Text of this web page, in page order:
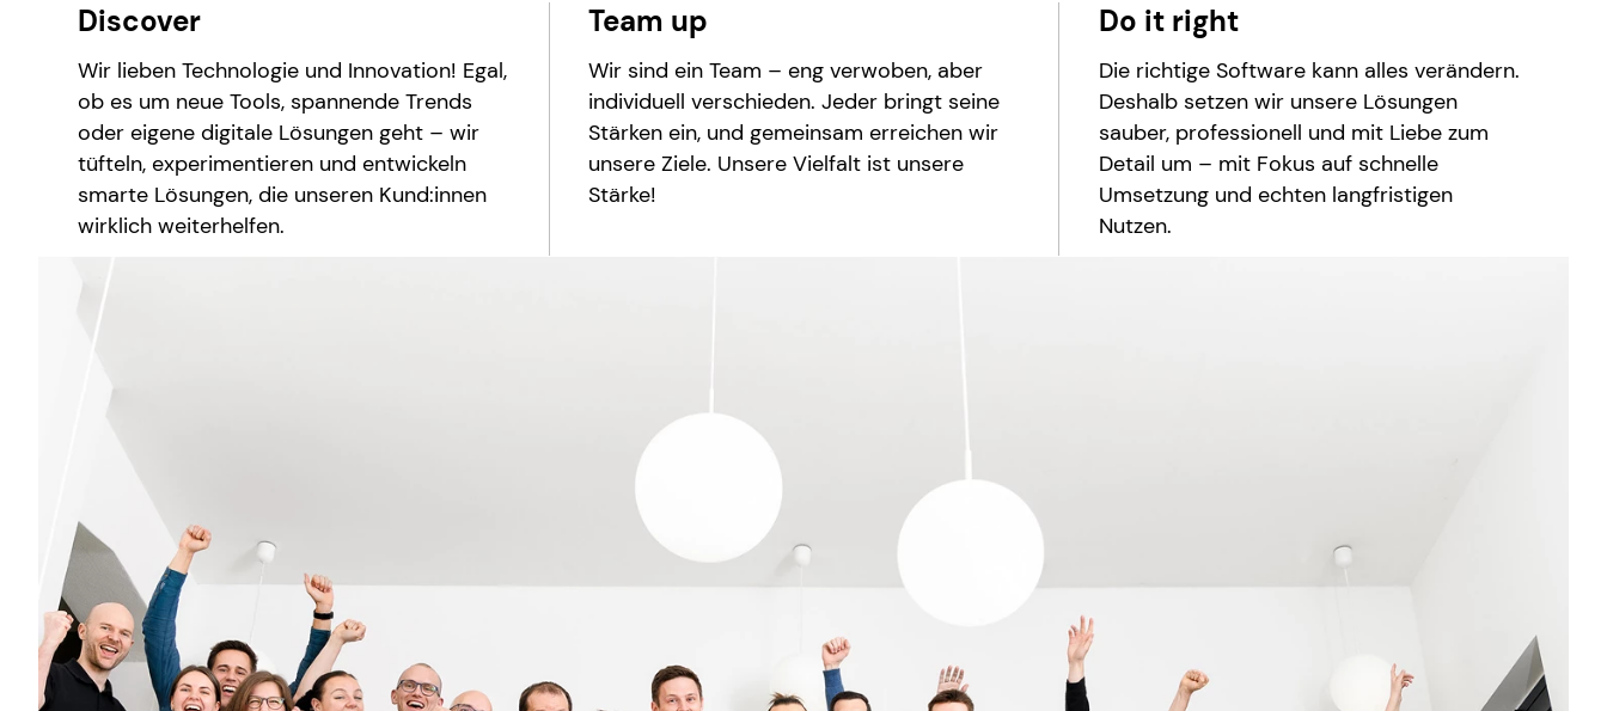
Discover
Wir lieben Technologie und Innovation! Egal,
ob es um neue Tools, spannende Trends
oder eigene digitale Lösungen geht – wir
tüfteln, experimentieren und entwickeln
smarte Lösungen, die unseren Kund:innen
wirklich weiterhelfen.
Team up
Wir sind ein Team – eng verwoben, aber
individuell verschieden. Jeder bringt seine
Stärken ein, und gemeinsam erreichen wir
unsere Ziele. Unsere Vielfalt ist unsere
Stärke!
Do it right
Die richtige Software kann alles verändern.
Deshalb setzen wir unsere Lösungen
sauber, professionell und mit Liebe zum
Detail um – mit Fokus auf schnelle
Umsetzung und echten langfristigen
Nutzen.